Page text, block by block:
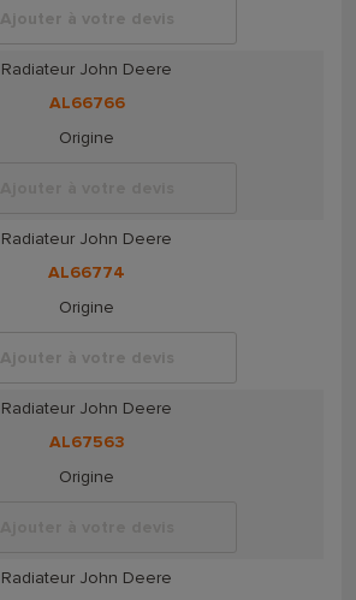
Ajouter à votre devis
Radiateur John Deere
AL66766
Origine
Radiateur John Deere
AL66774
Origine
Ajouter à votre devis
Radiateur John Deere
AL67563
Origine
Radiateur John Deere